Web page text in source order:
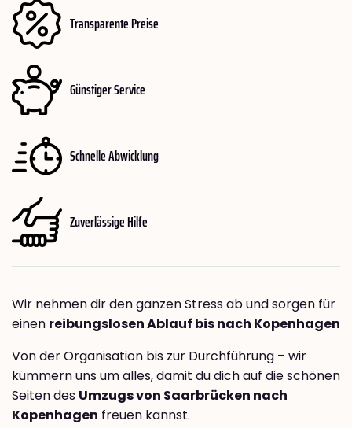
Transparente Preise
Günstiger Service
Schnelle Abwicklung
Zuverlässige Hilfe
Wir nehmen dir den ganzen Stress ab und sorgen für
einen reibungslosen Ablauf bis nach Kopenhagen
Von der Organisation bis zur Durchführung – wir
kümmern uns um alles, damit du dich auf die schönen
Seiten des Umzugs von Saarbrücken nach
Kopenhagen freuen kannst.